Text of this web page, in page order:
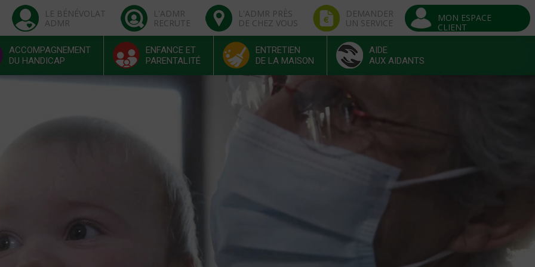
LE BÉNÉVOLAT
ADMR
L'ADMR
RECRUTE
L'ADMR PRÈS
DE CHEZ VOUS
DEMANDER
UN SERVICE
MON ESPACE
CLIENT
ACCOMPAGNEMENT
DU HANDICAP
ENFANCE ET
PARENTALITÉ
ENTRETIEN
DE LA MAISON
AIDE
AUX AIDANTS